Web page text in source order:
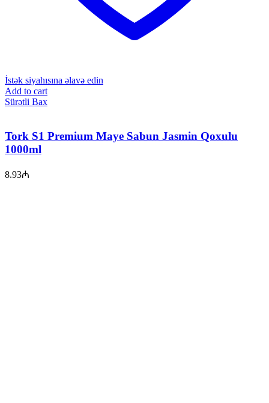
İstək siyahısına əlavə edin
Add to cart
Sürətli Bax
Tork S1 Premium Maye Sabun Jasmin Qoxulu
1000ml
8.93₼